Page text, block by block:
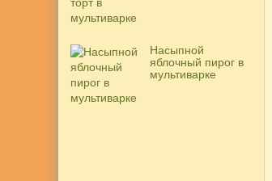
Насыпной
яблочный пирог в
мультиварке